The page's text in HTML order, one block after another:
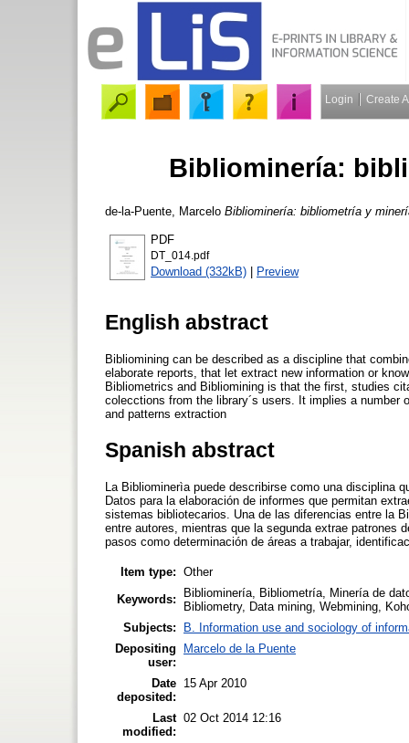
Login Create
Bibliominería:
de-la-Puente, Marcelo Bibliominería: bibliometría y
PDF
DT_014.pdf
Download (332kB) | Preview
English abstract
Bibliomining can be described as a discipline that
elaborate reports, that let extract new information or
Bibliometrics and Bibliomining is that the first, studies
colecctions from the library´s users. It implies a
and patterns extraction
Spanish abstract
La Bibliominerìa puede describirse como una disciplina
Datos para la elaboración de informes que permitan
sistemas bibliotecarios. Una de las diferencias entre la
entre autores, mientras que la segunda extrae patrones
pasos como determinación de áreas a trabajar,
Item type: Other
Keywords:
Bibliominería, Bibliometría, Minería de
Bibliometry, Data mining, Webmining,
Subjects:
B. Information use and sociology of
Depositing
user:
Marcelo de la Puente
Date
deposited:
15 Apr 2010
Last
modified:
02 Oct 2014 12:16